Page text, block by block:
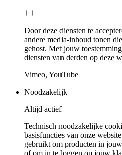
Door deze diensten te
andere media-inhoud tonen
gehost. Met jouw
diensten van derden op deze
Vimeo, YouTube
Noodzakelijk
Altijd actief
Technisch noodzakelijke
basisfuncties van onze
gebruikt om producten in
of om in te loggen op jouw